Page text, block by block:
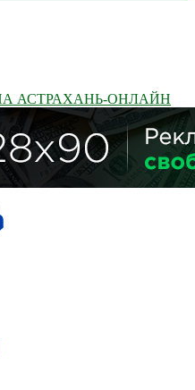
АСТРАХАНЬ-ОНЛАЙН